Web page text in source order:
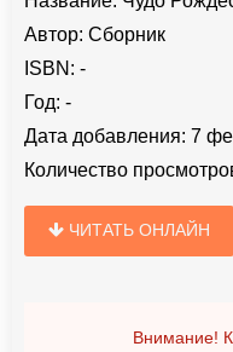
Автор: Сборник
ISBN: -
Год: -
Дата добавления: 7
Количество
ЧИТАТЬ ОНЛАЙН
Внимание!